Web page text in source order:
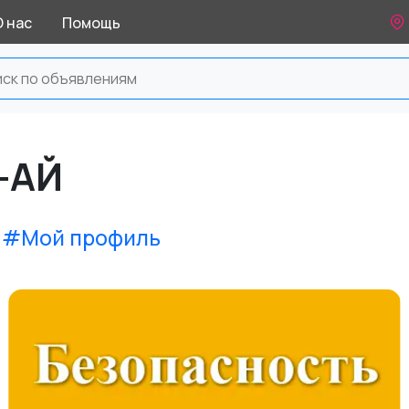
нас Помощь
АЙ
#Мой профиль